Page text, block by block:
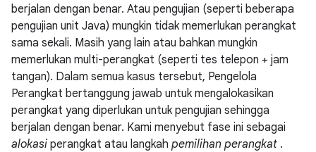
berjalan dengan benar. Atau pengujian (seperti beberapa
pengujian unit Java) mungkin tidak memerlukan perangkat
sama sekali. Masih yang lain atau bahkan mungkin
memerlukan multi-perangkat (seperti tes telepon + jam
tangan). Dalam semua kasus tersebut, Pengelola
Perangkat bertanggung jawab untuk mengalokasikan
perangkat yang diperlukan untuk pengujian sehingga
berjalan dengan benar. Kami menyebut fase ini sebagai
alokasi perangkat atau langkah pemilihan perangkat .